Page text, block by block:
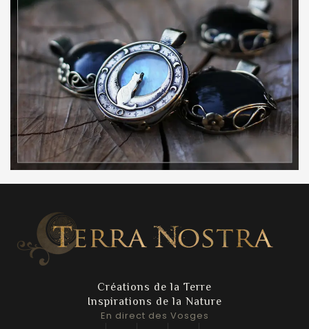
Créations de la Terre
Inspirations de la Nature
En direct des Vosges